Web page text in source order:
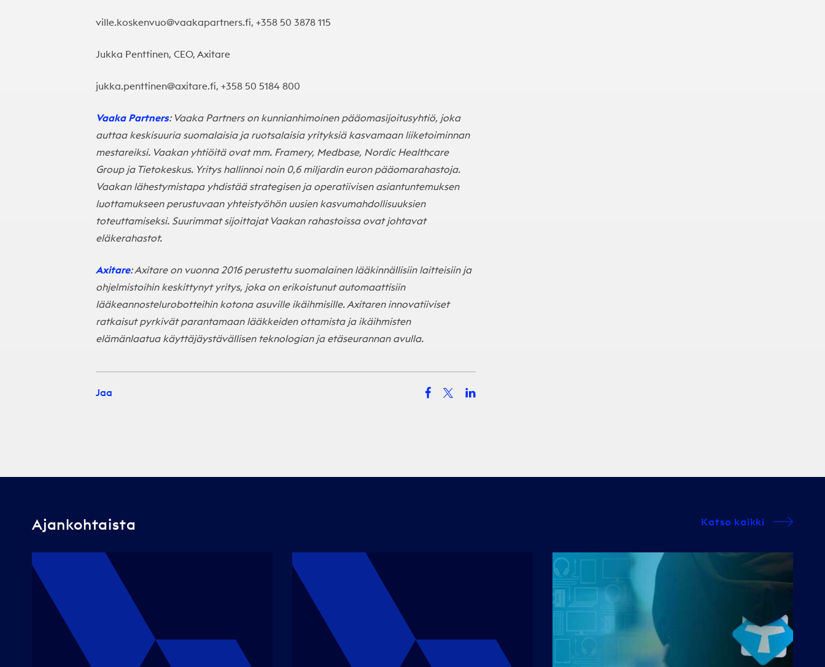
ville.koskenvuo@vaakapartners.fi, +358 50 3878 115
Jukka Penttinen, CEO, Axitare
jukka.penttinen@axitare.fi, +358 50 5184 800
Vaaka Partners: Vaaka Partners on kunnianhimoinen pääomasijoitusyhtiö, joka
auttaa keskisuuria suomalaisia ja ruotsalaisia yrityksiä kasvamaan liiketoiminnan
mestareiksi. Vaakan yhtiöitä ovat mm. Framery, Medbase, Nordic Healthcare
Group ja Tietokeskus. Yritys hallinnoi noin 0,6 miljardin euron pääomarahastoja.
Vaakan lähestymistapa yhdistää strategisen ja operatiivisen asiantuntemuksen
luottamukseen perustuvaan yhteistyöhön uusien kasvumahdollisuuksien
toteuttamiseksi. Suurimmat sijoittajat Vaakan rahastoissa ovat johtavat
eläkerahastot.
Axitare: Axitare on vuonna 2016 perustettu suomalainen lääkinnällisiin laitteisiin ja
ohjelmistoihin keskittynyt yritys, joka on erikoistunut automaattisiin
lääkeannostelurobotteihin kotona asuville ikäihmisille. Axitaren innovatiiviset
ratkaisut pyrkivät parantamaan lääkkeiden ottamista ja ikäihmisten
elämänlaatua käyttäjäystävällisen teknologian ja etäseurannan avulla.
Jaa
Ajankohtaista Katso kaikki